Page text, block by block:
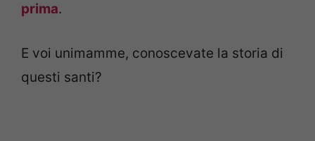
prima.
E voi unimamme, conoscevate la storia di
questi santi?